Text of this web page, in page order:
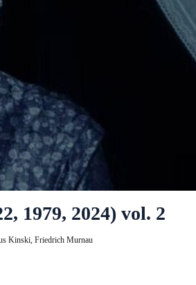
1979, 2024) vol. 2
Kinski, Friedrich Murnau